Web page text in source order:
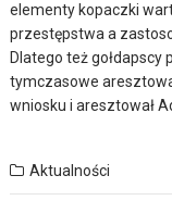
elementy kopaczki
przestępstwa a
Dlatego też
tymczasowe
wniosku i aresztował
Aktualności